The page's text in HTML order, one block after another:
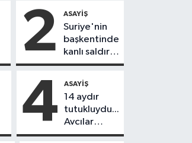
2 ASAYIŞ
Suriye'nin
başkentinde
kanlı saldırı!
Yolcu
çok sayıda
ölü ve yaralı
var
4 ASAYIŞ
14 aydır
tutukluydu...
Avcılar
Belediye